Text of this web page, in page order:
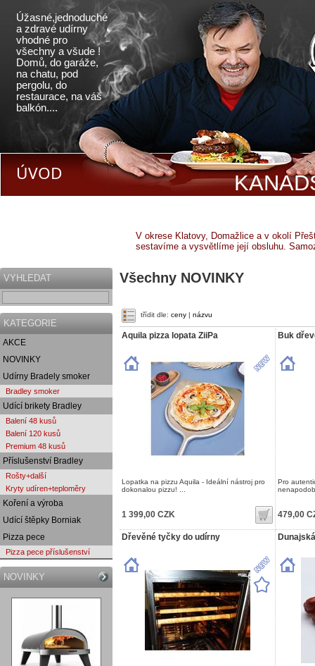
Úžasné,jednoduché
a zdravé udírny
vhodné pro
všechny a všude !
Domů, do garáže,
na chatu, pod
pergolu, do
restaurace, na váš
balkón....
ÚVOD
V okrese Klatovy, Domažlice a v okolí
sestavíme a vysvětlíme její obsluhu.
VYHLEDAT
KATEGORIE
AKCE
NOVINKY
Udírny Bradely smoker
Bradley smoker
Udící brikety Bradley
Balení 48 kusů
Balení 120 kusů
Premium 48 kusů
Příslušenství Bradley
Rošty+další
Kryty udíren+teploměry
Koření a výroba
Udící štěpky Borniak
Pizza pece
Pizza pece příslušenství
NOVINKY
Všechny NOVINKY
třídit dle: ceny | názvu
Aquila pizza lopata ZiiPa
Lopatka na pizzu Aquila - Ideální nástroj pro
dokonalou pizzu! ...
1 399,00 CZK
Buk
Pro
479,00
Dřevěné tyčky do udírny